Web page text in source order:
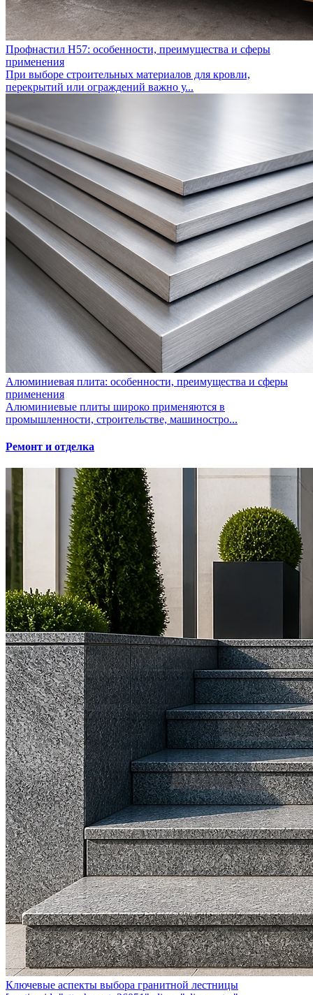
Профнастил Н57: особенности, преимущества и сферы
применения
При выборе строительных материалов для кровли,
перекрытий или ограждений важно у...
Алюминиевая плита: особенности, преимущества и сферы
применения
Алюминиевые плиты широко применяются в
промышленности, строительстве, машиностро...
Ремонт и отделка
Ключевые аспекты выбора гранитной лестницы